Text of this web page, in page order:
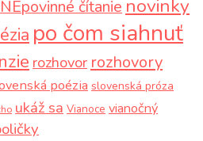
NEpovinné čítanie novinky
po čom siahnuť
rozhovor rozhovory
poézia slovenská próza
ukáž sa Vianoce vianočný